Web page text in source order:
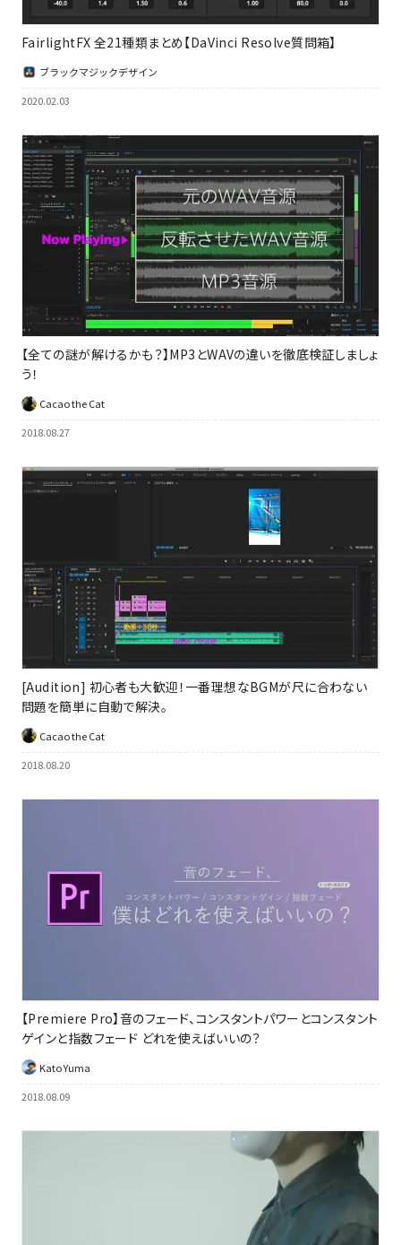
FairlightFX 全21種類まとめ【DaVinci Resolve質問箱】
ブラックマジックデザイン
2020.02.03
【全ての謎が解けるかも？】MP3とWAVの違いを徹底検証しましょ
う！
Cacao the Cat
2018.08.27
[Audition] 初心者も大歓迎！一番理想なBGMが尺に合わない
問題を簡単に自動で解決。
Cacao the Cat
2018.08.20
【Premiere Pro】音のフェード、コンスタントパワーとコンスタント
ゲインと指数フェード どれを使えばいいの？
Kato Yuma
2018.08.09